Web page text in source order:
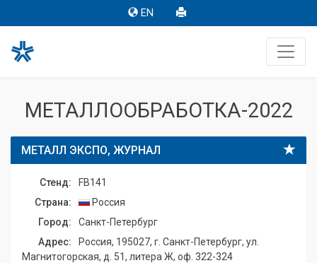
EN
МЕТАЛЛООБРАБОТКА-2022
МЕТАЛЛ ЭКСПО, ЖУРНАЛ
Стенд:
FB141
Страна:
Россия
Город:
Санкт-Петербург
Адрес:
Россия, 195027, г. Санкт-Петербург, ул.
Магнитогорская, д. 51, литера Ж, оф. 322-324